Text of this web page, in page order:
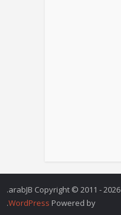
arabJB Copyright © 2011 - 2026.
Powered by
WordPress
.